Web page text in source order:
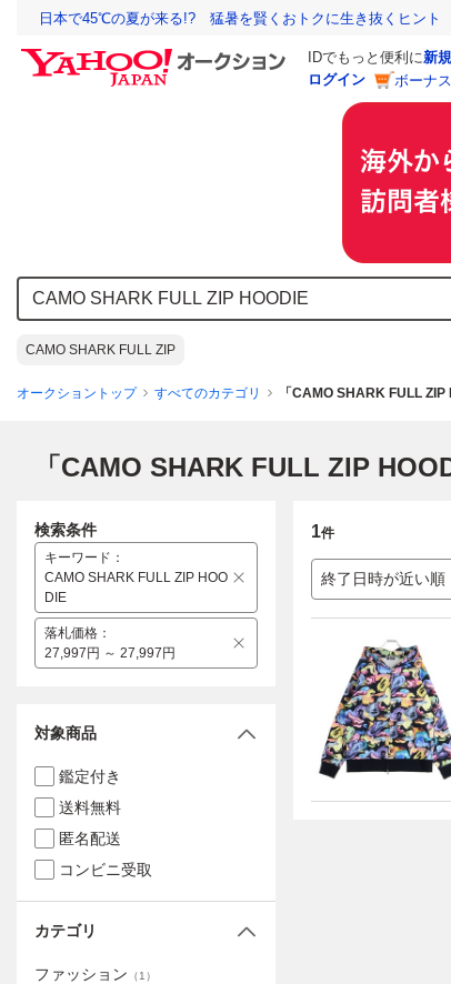
日本で45℃の夏が来る!? 猛暑を賢くおトクに生き抜くヒント
IDでもっと便利に新
ログイン
ボーナ
CAMO SHARK FULL ZIP
オークショントップ すべてのカテゴリ 「CAMO SHARK FULL
「CAMO SHARK FULL ZIP
1件
終了日時が近い順
検索条件
キーワード ：
CAMO SHARK FULL ZIP HOO
DIE
落札価格 ：
27,997円 ～ 27,997円
対象商品
鑑定付き
送料無料
匿名配送
コンビニ受取
カテゴリ
ファッション （1 ）